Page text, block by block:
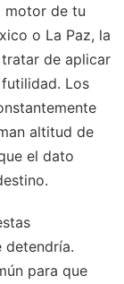
motor de tu
o La Paz, la
de aplicar
Los
altitud de
el dato
detendría.
para que